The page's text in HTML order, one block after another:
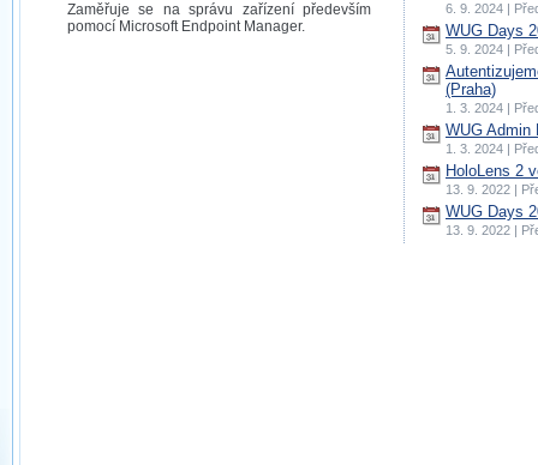
Zaměřuje se na správu zařízení především
pomocí Microsoft Endpoint Manager.
6. 9. 2024 |
WUG Days
5. 9. 2024 |
(Praha)
1. 3. 2024 |
WUG Admin
1. 3. 2024 |
HoloLens 2
13. 9. 2022 |
WUG Days
13. 9. 2022 |